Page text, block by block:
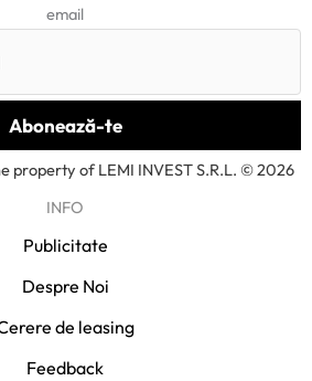
email
property of LEMI INVEST S.R.L. © 2026
INFO
Publicitate
Despre Noi
de leasing
Feedback